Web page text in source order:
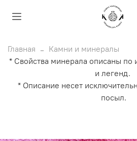
Главная
Камни и минералы
* Свойства минерала описаны
и легенд.
* Описание несет
посыл.